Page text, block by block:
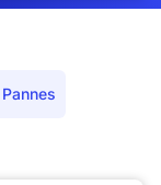
Pannes